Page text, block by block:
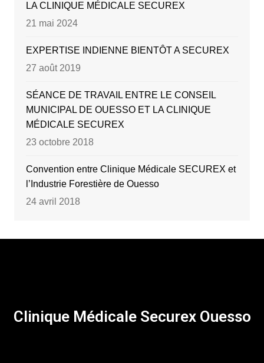
LA CLINIQUE MÉDICALE SECUREX
21 mai 2024
EXPERTISE INDIENNE BIENTÔT A SECUREX
27 août 2019
SÉANCE DE TRAVAIL ENTRE LE CONSEIL
MUNICIPAL DE OUESSO ET LA CLINIQUE
MÉDICALE SECUREX
23 octobre 2018
Convention entre Clinique Médicale SECUREX et
l’Industrie Forestière de Ouesso
24 avril 2018
Clinique Médicale Securex Ouesso